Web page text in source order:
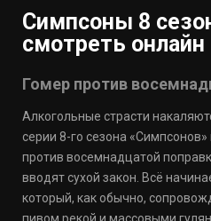
Симпсоны 8
смотреть онлайн
Гомер против
Алкогольные страсти
серии 8-го сезона
против восемнадцатой
вводят сухой закон. Всё
который, как обычно,